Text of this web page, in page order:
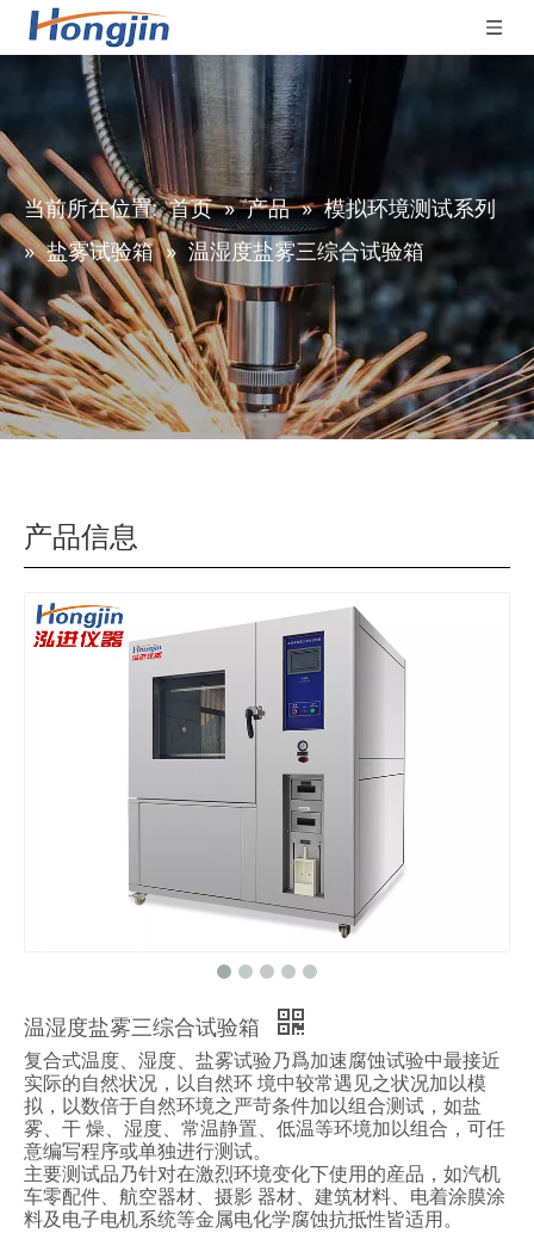
当前所在位置: 首页 » 产品 » 模拟环境测试系列
» 盐雾试验箱 » 温湿度盐雾三综合试验箱
产品信息
温湿度盐雾三综合试验箱
复合式温度、湿度、盐雾试验乃爲加速腐蚀试验中最接近
实际的自然状况，以自然环 境中较常遇见之状况加以模
拟，以数倍于自然环境之严苛条件加以组合测试，如盐
雾、干 燥、湿度、常温静置、低温等环境加以组合，可任
意编写程序或单独进行测试。
主要测试品乃针对在激烈环境变化下使用的産品，如汽机
车零配件、航空器材、摄影 器材、建筑材料、电着涂膜涂
料及电子电机系统等金属电化学腐蚀抗抵性皆适用。